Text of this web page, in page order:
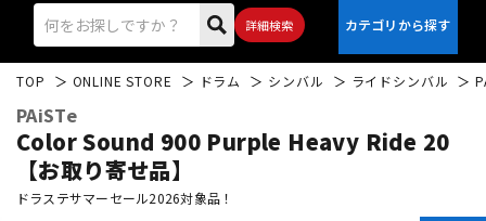
詳細検索
エレキギター
TOP ONLINE STORE ドラム シンバル ライドシンバル
PAiSTe
Color Sound 900 Purple Heavy Ride 20
【お取り寄せ品】
ドラステサマーセール2026対象品！